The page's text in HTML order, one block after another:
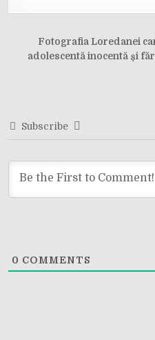
Post
navigation
Fotografia Loredanei
adolescentă inocentă și
Subscribe
0 COMMENTS